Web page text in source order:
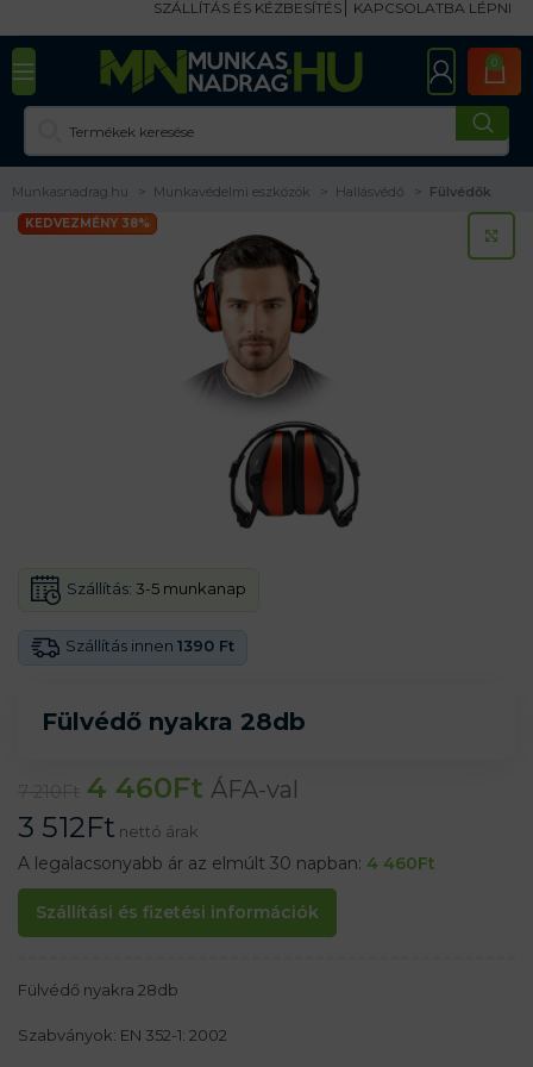
SZÁLLÍTÁS ÉS KÉZBESÍTÉS KAPCSOLATBA LÉPNI
0
Munkasnadrag.hu Munkavédelmi eszközök Hallásvédő Fülvédők
KEDVEZMÉNY 38%
Fülvédő nyakra 28db
Szállítás innen 1390 Ft
Szállítás: 3-5 munkanap
4 460Ft ÁFA-val
3 512Ft nettó árak
A legalacsonyabb ár az elmúlt 30 napban: 4 460Ft
Szállítási és fizetési információk
Fülvédő nyakra 28db
Szabványok: EN 352-1: 2002